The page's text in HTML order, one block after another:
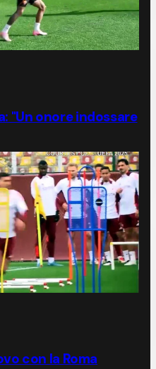
"Un onore indossare
con la Roma